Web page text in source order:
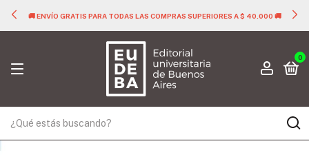
🚚 ENVÍO GRATIS PARA TODAS LAS COMPRAS SUPERIORES A $ 40.000 🚚
0